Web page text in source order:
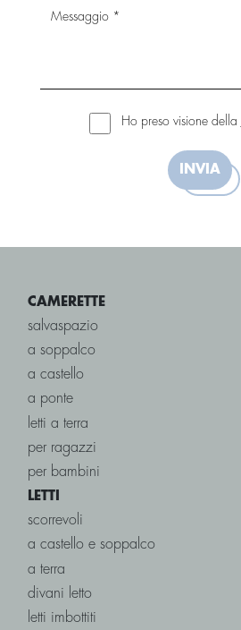
Ho preso visione della
INVIA
CAMERETTE
salvaspazio
a soppalco
a castello
a ponte
letti a terra
per ragazzi
per bambini
LETTI
scorrevoli
a castello e soppalco
a terra
divani letto
letti imbottiti